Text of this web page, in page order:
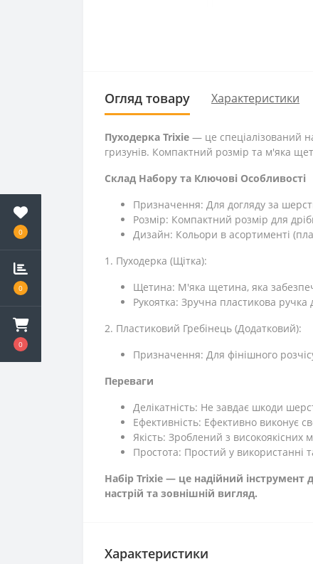
0
0
0
Огляд товару Характеристики
Пуходерка Trixie — це спеціалізований
гризунів. Компактний розмір та м'яка
Склад Набору та Ключові Особливості
Призначення: Для догляду за
Розмір: Компактний розмір для
Дизайн: Кольори в асортименті
1. Пуходерка (Щітка):
Щетина: М'яка щетина, яка
Рукоятка: Зручна пластикова ручка
2. Пластиковий Гребінець (Додатковий):
Призначення: Для фінішного
Переваги
Делікатність: Не завдає шкоди
Ефективність: Ефективно виконує
Якість: Зроблений з високоякісних
Простота: Простий у використанні
Набір Trixie — це надійний
настрій та зовнішній вигляд.
Характеристики